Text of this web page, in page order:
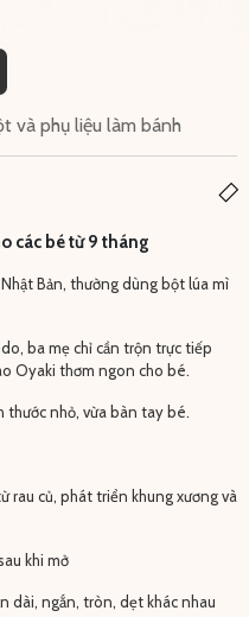
và phụ liệu làm bánh
các bé từ 9 tháng
Bản, thường dùng bột lúa mì
ba mẹ chỉ cần trộn trực tiếp
Oyaki thơm ngon cho bé.
thước nhỏ, vừa bàn tay bé.
rau củ, phát triển khung xương và
khi mở
dài, ngắn, tròn, dẹt khác nhau